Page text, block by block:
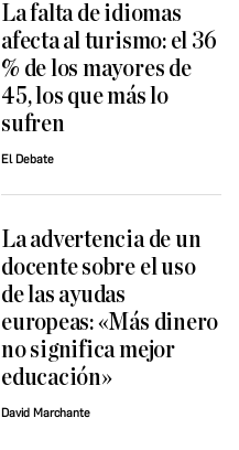
La falta de idiomas
afecta al turismo: el 36
% de los mayores de
45, los que más lo
sufren
El Debate
La advertencia de un
docente sobre el uso
de las ayudas
europeas: «Más dinero
no significa mejor
educación»
David Marchante